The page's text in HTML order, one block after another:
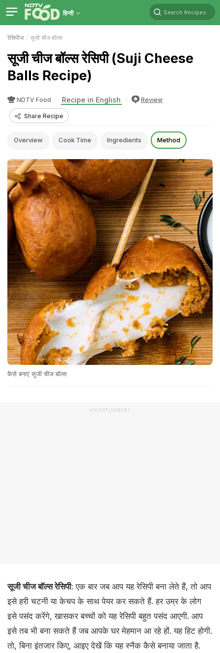
हिन्दी Search Recipes
रेसिपीज सूजी चीज बॉल्स
सूजी चीज बॉल्स रेसिपी (Suji Cheese
Balls Recipe)
NDTV Food Recipe in English Review
Share Recipe
Overview Cook Time Ingredients Method
कैसे बनाएं सूजी चीज बॉल्स
ADVERTISEMENT
सूजी चीज बॉल्स रेसिपी: एक बार जब आप यह रेसिपी बना लेते हैं, तो आप
इसे हरी चटनी या केचप के साथ पेयर कर सकते हैं. हर उम्र के लोग
इसे पसंद करेंगे, खासकर बच्चों को यह रेसिपी बहुत पसंद आएगी. आप
इसे तब भी बना सकते हैं जब आपके घर मेहमान आ रहे हों. यह हिट होगी.
तो, बिना इंतजार किए, आइए देखें कि यह स्नैक कैसे बनाया जाता है.